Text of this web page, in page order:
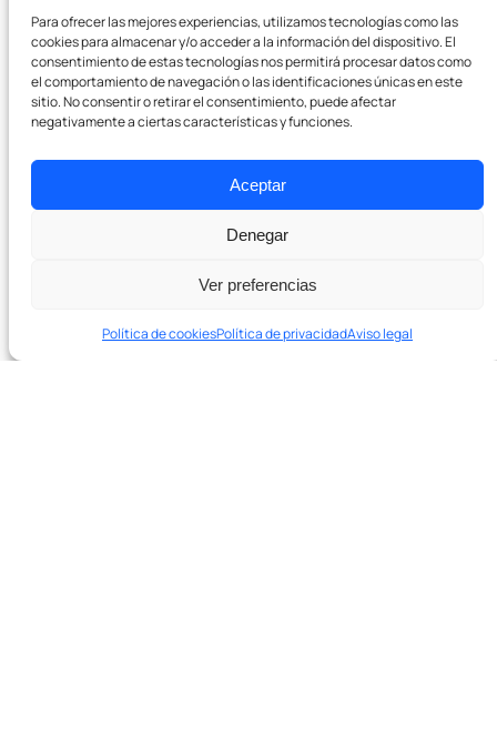
Para ofrecer las mejores experiencias, utilizamos tecnologías como las
cookies para almacenar y/o acceder a la información del dispositivo. El
consentimiento de estas tecnologías nos permitirá procesar datos como
el comportamiento de navegación o las identificaciones únicas en este
sitio. No consentir o retirar el consentimiento, puede afectar
negativamente a ciertas características y funciones.
Aceptar
Denegar
Ver preferencias
Política de cookiesPolítica de privacidadAviso legal
Empresa
Sobre nosotros
Pódcast